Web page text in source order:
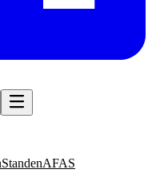
StandenAFAS